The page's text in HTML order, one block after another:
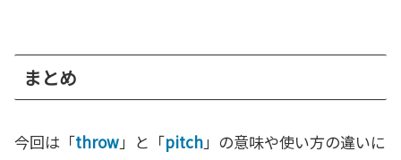
まとめ
今回は「throw」と「pitch」の意味や使い方の違いに